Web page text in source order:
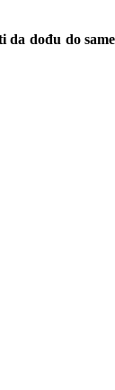
dođu do